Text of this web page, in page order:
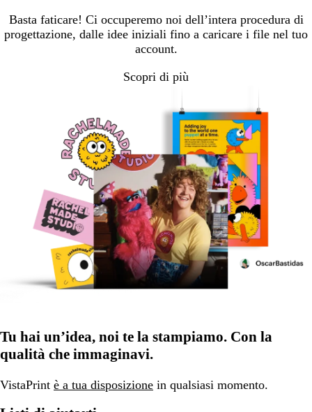
Basta faticare! Ci occuperemo noi dell’intera procedura di
progettazione, dalle idee iniziali fino a caricare i file nel tuo
account.
Scopri di più
Tu hai un’idea, noi te la stampiamo. Con la
qualità che immaginavi.
VistaPrint è a tua disposizione in qualsiasi momento.